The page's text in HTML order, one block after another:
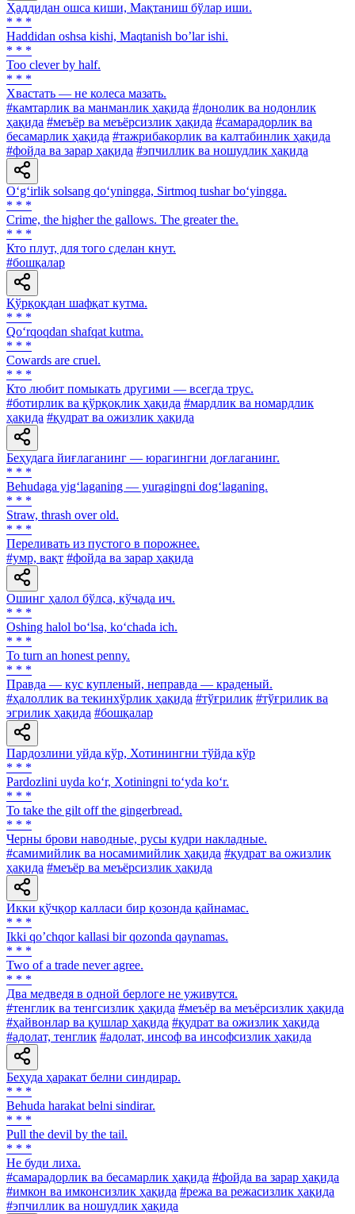
Ҳаддидан ошса киши, Мақтаниш бўлар иши.
* * *
Haddidan oshsa kishi, Maqtanish boʼlar ishi.
* * *
Too clever by half.
* * *
Хвастать — не колеса мазать.
#камтарлик ва манманлик ҳақида #донолик ва нодонлик
ҳақида #меъёр ва меъёрсизлик ҳақида #самарадорлик ва
бесамарлик ҳақида #тажрибакорлик ва калтабинлик ҳақида
#фойда ва зарар ҳақида #эпчиллик ва ношудлик ҳақида
O‘g‘irlik solsang qo‘yningga, Sirtmoq tushar bo‘yingga.
* * *
Crime, the higher the gallows. The greater the.
* * *
Кто плут, для того сделан кнут.
#бошқалар
Қўрқоқдан шафқат кутма.
* * *
Qo‘rqoqdan shafqat kutma.
* * *
Cowards are cruel.
* * *
Кто любит помыкать другими — всегда трус.
#ботирлик ва қўрқоқлик ҳақида #мардлик ва номардлик
ҳақида #қудрат ва ожизлик ҳақида
Беҳудага йиғлаганинг — юрагингни доғлаганинг.
* * *
Behudaga yig‘laganing — yuragingni dog‘laganing.
* * *
Straw, thrash over old.
* * *
Переливать из пустого в порожнее.
#умр, вақт #фойда ва зарар ҳақида
Ошинг ҳалол бўлса, кўчада ич.
* * *
Oshing halol bo‘lsa, ko‘chada ich.
* * *
To turn an honest penny.
* * *
Правда — кус купленый, неправда — краденый.
#ҳалоллик ва текинхўрлик ҳақида #тўғрилик #тўғрилик ва
эгрилик ҳақида #бошқалар
Пардозлини уйда кўр, Хотинингни тўйда кўр
* * *
Pardozlini uyda ko‘r, Xotiningni to‘yda ko‘r.
* * *
To take the gilt off the gingerbread.
* * *
Черны брови наводные, русы кудри накладные.
#самимийлик ва носамимийлик ҳақида #қудрат ва ожизлик
ҳақида #меъёр ва меъёрсизлик ҳақида
Икки қўчқор калласи бир қозонда қайнамас.
* * *
Ikki qoʼchqor kallasi bir qozonda qaynamas.
* * *
Two of a trade never agree.
* * *
Два медведя в одной берлоге не уживутся.
#тенглик ва тенгсизлик ҳақида #меъёр ва меъёрсизлик ҳақида
#ҳайвонлар ва қушлар ҳақида #қудрат ва ожизлик ҳақида
#адолат, тенглик #адолат, инсоф ва инсофсизлик ҳақида
Беҳуда ҳаракат белни синдирар.
* * *
Behuda harakat belni sindirar.
* * *
Pull the devil by the tail.
* * *
He буди лиха.
#самарадорлик ва бесамарлик ҳақида #фойда ва зарар ҳақида
#имкон ва имконсизлик ҳақида #режа ва режасизлик ҳақида
#эпчиллик ва ношудлик ҳақида